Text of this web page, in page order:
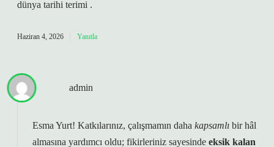
dünya tarihi terimi .
Haziran 4, 2026 Yanıtla
admin
Esma Yurt! Katkılarınız, çalışmamın daha kapsamlı bir hâl
almasına yardımcı oldu; fikirleriniz sayesinde eksik kalan